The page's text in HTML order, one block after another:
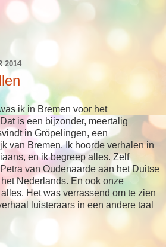
2014
ik in Bremen voor het
is een bijzonder, meertalig
in Gröpelingen, een
van Bremen. Ik hoorde verhalen in
en ik begreep alles. Zelf
van Oudenaarde aan het Duitse
Nederlands. En ook onze
Het was verrassend om te zien
luisteraars in een andere taal